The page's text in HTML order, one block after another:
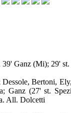
Ganz (Mi); 29'
Dessole, Bertoni,
Ganz (27' st.
All. Dolcetti